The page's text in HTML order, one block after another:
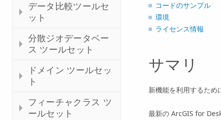
データ比較ツールセ
ット
分散ジオデータベー
ス ツールセット
ドメイン ツールセッ
ト
フィーチャクラス ツ
ールセット
コードのサンプル
環境
ライセンス情報
サマリ
新機能を利用するため
最新の ArcGIS for